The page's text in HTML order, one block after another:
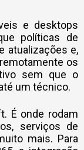
e desktops
políticas de
atualizações e,
os
sem que o
um técnico.
É onde rodam
serviços de
mais. Para